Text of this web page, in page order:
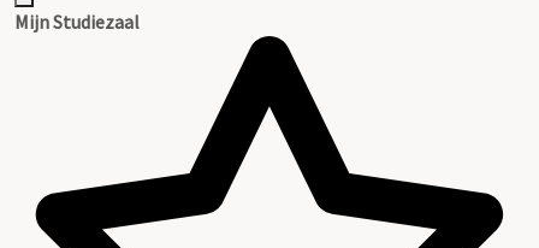
Mijn Studiezaal